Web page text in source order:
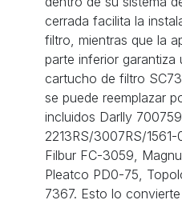
cerrada facilita la
filtro, mientras que la
parte inferior garantiza
cartucho de filtro
se puede reemplazar
incluidos Darlly
2213RS/3007RS/
Filbur FC-3059,
Pleatco PD0-75,
7367. Esto lo